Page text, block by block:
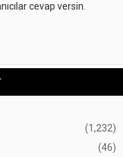
cevap versin.
(1,232)
(46)